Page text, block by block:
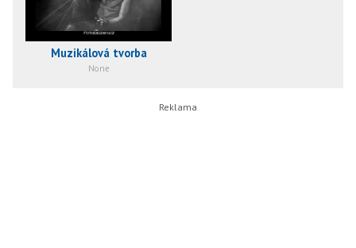
Muzikálová tvorba
None